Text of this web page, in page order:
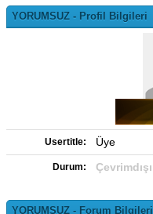
YORUMSUZ - Profil Bilgileri
Usertitle: Üye
Durum: Çevrimdışı
YORUMSUZ - Forum Bilgileri